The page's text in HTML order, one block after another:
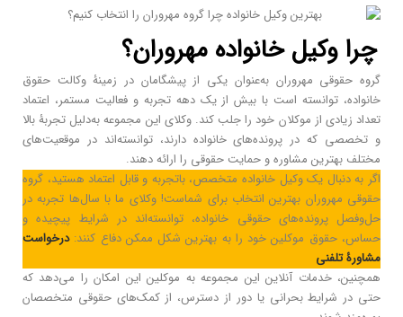
چرا وکیل خانواده مهروران؟
گروه حقوقی مهروران به‌عنوان یکی از پیشگامان در زمینۀ وکالت حقوق
خانواده، توانسته است با بیش از یک دهه تجربه و فعالیت مستمر، اعتماد
تعداد زیادی از موکلان خود را جلب کند. وکلای این مجموعه به‌دلیل تجربۀ بالا
و تخصصی که در پرونده‌های خانواده دارند، توانسته‌اند در موقعیت‌های
مختلف بهترین مشاوره و حمایت حقوقی را ارائه دهند.
اگر به دنبال یک وکیل خانواده متخصص، باتجربه و قابل اعتماد هستید، گروه
حقوقی مهروران بهترین انتخاب برای شماست! وکلای ما با سال‌ها تجربه در
حل‌وفصل پرونده‌های حقوقی خانواده، توانسته‌اند در شرایط پیچیده و
حساس، حقوق موکلین خود را به بهترین شکل ممکن دفاع کنند:درخواست
مشاورۀ تلفنی
همچنین، خدمات آنلاین این مجموعه به موکلین این امکان را می‌دهد که
حتی در شرایط بحرانی یا دور از دسترس، از کمک‌های حقوقی متخصصان